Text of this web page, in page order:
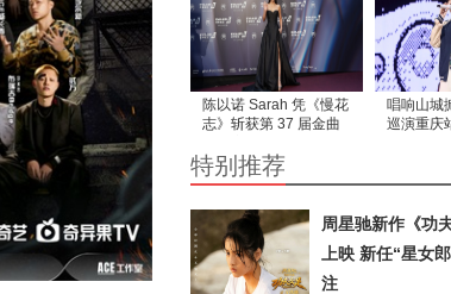
陈以诺 Sarah 凭《慢花
志》斩获第 37 届金曲
唱响山城
巡演重庆
特别推荐
周星驰新作《功
上映 新任“星女
注